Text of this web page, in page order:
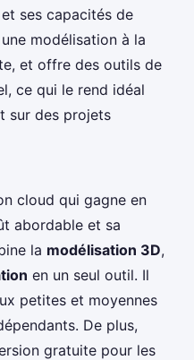
et ses capacités de
modélisation à la
et offre des outils de
ce qui le rend idéal
sur des projets
cloud qui gagne en
abordable et sa
la modélisation 3D,
en un seul outil. Il
petites et moyennes
De plus,
gratuite pour les